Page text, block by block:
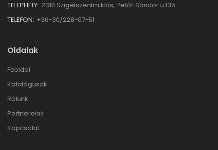
TELEPHELY: 2310 Szigetszentmiklós, Petőfi Sándor u.135.
TELEFON: +36-30/228-07-51
Oldalak
Főoldal
Katalógusok
Rólunk
Partnereink
Kapcsolat